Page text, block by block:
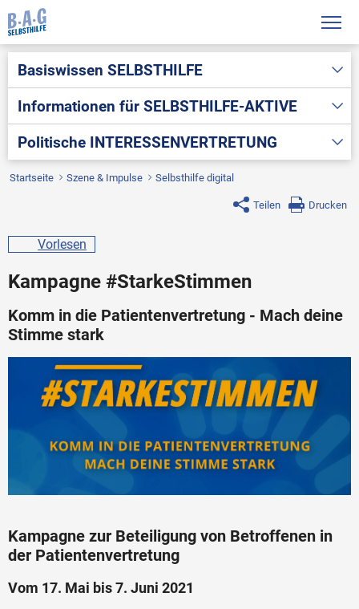
Basiswissen SELBSTHILFE
Informationen für SELBSTHILFE-AKTIVE
Politische INTERESSENVERTRETUNG
Startseite Szene & Impulse Selbsthilfe digital
Teilen Drucken
Vorlesen
Kampagne #StarkeStimmen
Komm in die Patientenvertretung - Mach deine
Stimme stark
Kampagne zur Beteiligung von Betroffenen in
der Patientenvertretung
Vom 17. Mai bis 7. Juni 2021